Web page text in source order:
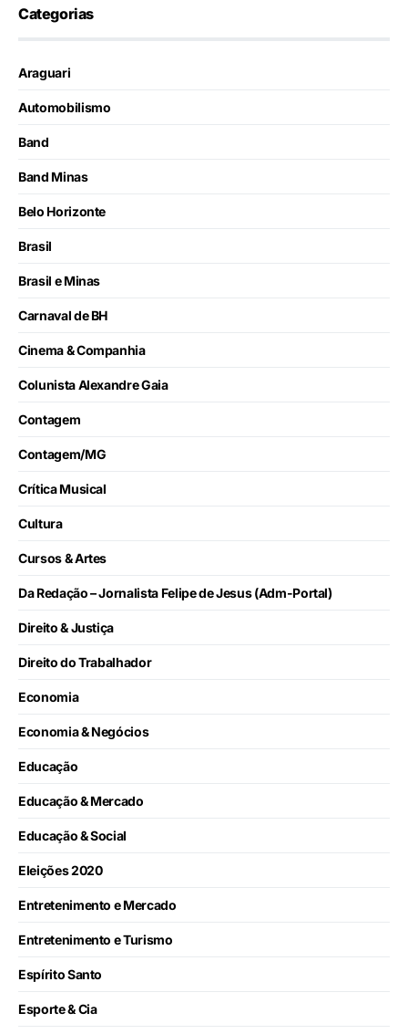
Categorias
Araguari
Automobilismo
Band
Band Minas
Belo Horizonte
Brasil
Brasil e Minas
Carnaval de BH
Cinema & Companhia
Colunista Alexandre Gaia
Contagem
Contagem/MG
Crítica Musical
Cultura
Cursos & Artes
Da Redação – Jornalista Felipe de Jesus (Adm-Portal)
Direito & Justiça
Direito do Trabalhador
Economia
Economia & Negócios
Educação
Educação & Mercado
Educação & Social
Eleições 2020
Entretenimento e Mercado
Entretenimento e Turismo
Espírito Santo
Esporte & Cia